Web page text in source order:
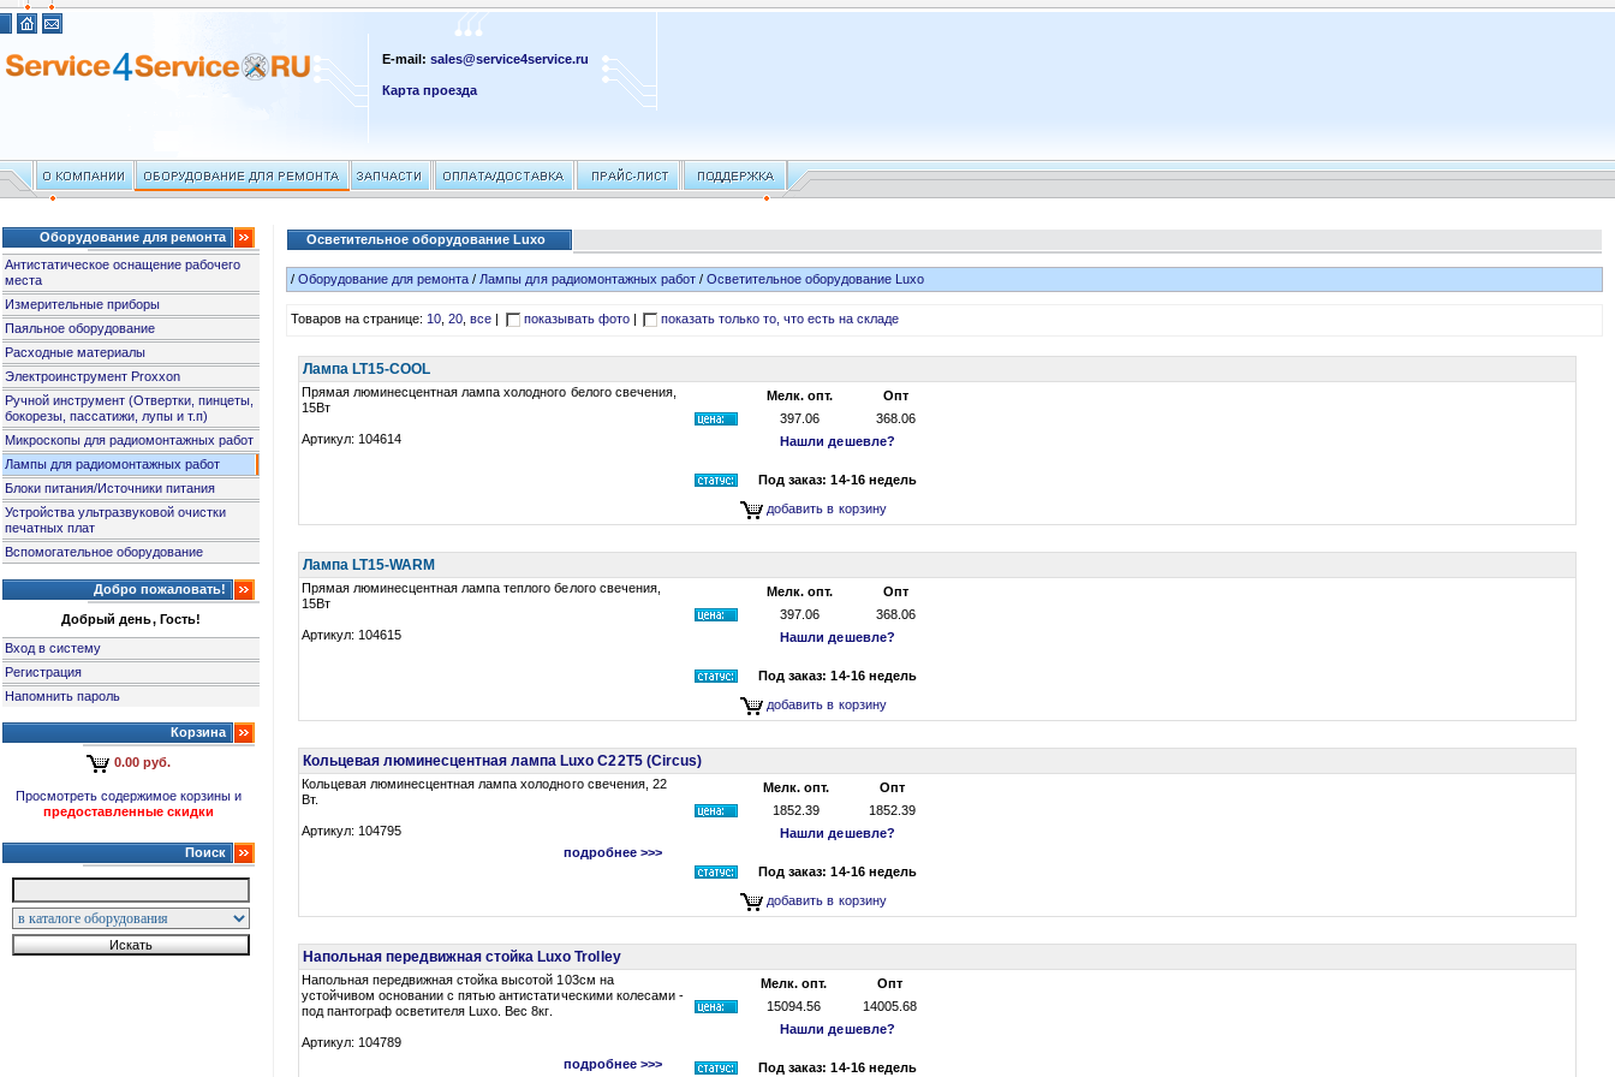
E-mail:sales@service4service.ru
Карта проезда
Оборудование для ремонта
Антистатическое оснащение рабочего
места
Измерительные приборы
Паяльное оборудование
Расходные материалы
Электроинструмент Proxxon
Ручной инструмент (Отвертки, пинцеты,
бокорезы, пассатижи, лупы и т.п)
Микроскопы для радиомонтажных работ
Лампы для радиомонтажных работ
Блоки питания/Источники питания
Устройства ультразвуковой очистки
печатных плат
Вспомогательное оборудование
Добро пожаловать!
Добрый день, Гость!
Вход в систему
Регистрация
Напомнить пароль
Корзина
0.00 руб.
Просмотреть содержимое корзины и
предоставленные скидки
Поиск
Осветительное оборудование Luxo
/Оборудование для ремонта / Лампы для радиомонтажных работ/ Осветительное оборудование Luxo
Товаров на странице:10,20,все показывать фото| показать только то, что есть на складе
Лампа LT15-COOL
Прямая люминесцентная лампа холодного белого свечения,
15Вт
Артикул: 104614
Мелк. опт.
Опт
397.06
368.06
Нашли дешевле?
Под заказ: 14-16 недель
добавить в корзину
Лампа LT15-WARM
Прямая люминесцентная лампа теплого белого свечения,
15Вт
Артикул: 104615
Мелк. опт.
Опт
397.06
368.06
Нашли дешевле?
Под заказ: 14-16 недель
добавить в корзину
Кольцевая люминесцентная лампа Luxo С22T5 (Circus)
Кольцевая люминесцентная лампа холодного свечения, 22
Вт.
Артикул: 104795
подробнее >>>
Мелк. опт.
Опт
1852.39
1852.39
Нашли дешевле?
Под заказ: 14-16 недель
добавить в корзину
Напольная передвижная стойка Luxo Trolley
Напольная передвижная стойка высотой 103см на
устойчивом основании с пятью антистатическими колесами -
под пантограф осветителя Luxo. Вес 8кг.
Артикул: 104789
подробнее >>>
Мелк. опт.
Опт
15094.56
14005.68
Нашли дешевле?
Под заказ: 14-16 недель